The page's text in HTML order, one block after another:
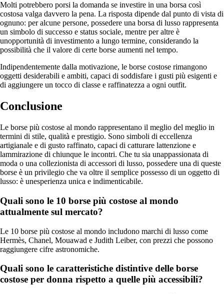
Molti potrebbero porsi la domanda se investire in una borsa così
costosa valga davvero la pena. La risposta dipende dal punto di vista di
ognuno: per alcune persone, possedere una borsa di lusso rappresenta
un simbolo di successo e status sociale, mentre per altre è
unopportunità di investimento a lungo termine, considerando la
possibilità che il valore di certe borse aumenti nel tempo.
Indipendentemente dalla motivazione, le borse costose rimangono
oggetti desiderabili e ambiti, capaci di soddisfare i gusti più esigenti e
di aggiungere un tocco di classe e raffinatezza a ogni outfit.
Conclusione
Le borse più costose al mondo rappresentano il meglio del meglio in
termini di stile, qualità e prestigio. Sono simboli di eccellenza
artigianale e di gusto raffinato, capaci di catturare lattenzione e
lammirazione di chiunque le incontri. Che tu sia unappassionata di
moda o una collezionista di accessori di lusso, possedere una di queste
borse è un privilegio che va oltre il semplice possesso di un oggetto di
lusso: è unesperienza unica e indimenticabile.
Quali sono le 10 borse più costose al mondo
attualmente sul mercato?
Le 10 borse più costose al mondo includono marchi di lusso come
Hermès, Chanel, Mouawad e Judith Leiber, con prezzi che possono
raggiungere cifre astronomiche.
Quali sono le caratteristiche distintive delle borse
costose per donna rispetto a quelle più accessibili?